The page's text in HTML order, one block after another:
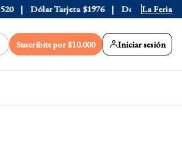
Dólar Tarjeta $1976 Dólar Blue $1530
La Feria
Suscribite por $10.000 Iniciar sesión